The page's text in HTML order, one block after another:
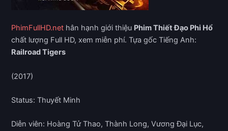
PhimFullHD.net hân hạnh giới thiệu Phim Thiết Đạo Phi Hổ
chất lượng Full HD, xem miễn phí. Tựa gốc Tiếng Anh:
Railroad Tigers
(2017)
Status: Thuyết Minh
Diễn viên: Hoàng Tử Thao, Thành Long, Vương Đại Lục,